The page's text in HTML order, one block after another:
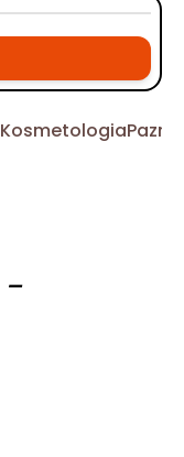
Kosmetologia
-